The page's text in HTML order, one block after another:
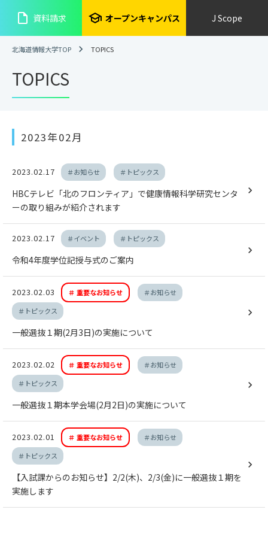
insert_drive_file 資料請求 school オープンキャンパス J Scope
北海道情報大学TOP TOPICS
TOPICS
2023年02月
2023.02.17 ＃お知らせ ＃トピックス
HBCテレビ「北のフロンティア」で健康情報科学研究センタ
ーの取り組みが紹介されます
2023.02.17 ＃イベント ＃トピックス
令和4年度学位記授与式のご案内
2023.02.03 ＃ 重要なお知らせ
＃お知らせ
＃トピックス
一般選抜１期(2月3日)の実施について
2023.02.02 ＃ 重要なお知らせ
＃お知らせ
＃トピックス
一般選抜１期本学会場(2月2日)の実施について
2023.02.01 ＃ 重要なお知らせ
＃お知らせ
＃トピックス
【入試課からのお知らせ】2/2(木)、2/3(金)に一般選抜１期を
実施します